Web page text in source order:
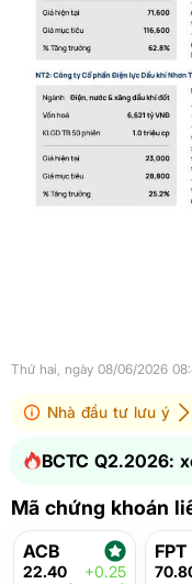
Thứ hai, ngày 08/06/2026
Nhà đầu tư lưu ý
BCTC Q2.2026:
Mã chứng khoán
ACB
22.40
+0.25
FPT